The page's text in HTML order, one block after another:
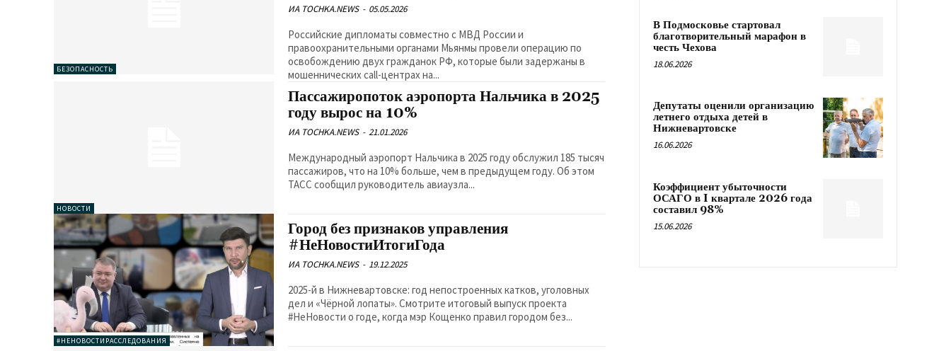
БЕЗОПАСНОСТЬ
ИА TOCHKA.NEWS - 05.05.2026
Российские дипломаты совместно с МВД России и
правоохранительными органами Мьянмы провели операцию по
освобождению двух гражданок РФ, которые были задержаны в
мошеннических call-центрах на...
НОВОСТИ
Пассажиропоток аэропорта Нальчика в 2025
году вырос на 10%
ИА TOCHKA.NEWS - 21.01.2026
Международный аэропорт Нальчика в 2025 году обслужил 185 тысяч
пассажиров, что на 10% больше, чем в предыдущем году. Об этом
ТАСС сообщил руководитель авиаузла...
#НЕНОВОСТИРАССЛЕДОВАНИЯ
Город без признаков управления
#НеНовостиИтогиГода
ИА TOCHKA.NEWS - 19.12.2025
2025-й в Нижневартовске: год непостроенных катков, уголовных
дел и «Чёрной лопаты». Смотрите итоговый выпуск проекта
#НеНовости о годе, когда мэр Кощенко правил городом без...
В Подмосковье стартовал
благотворительный марафон в
честь Чехова
18.06.2026
Депутаты оценили организацию
летнего отдыха детей в
Нижневартовске
16.06.2026
Коэффициент убыточности
ОСАГО в I квартале 2026 года
составил 98%
15.06.2026